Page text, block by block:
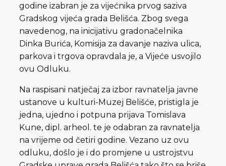
godine izabran je za vijećnika prvog saziva
Gradskog vijeća grada Belišća. Zbog svega
navedenog, na inicijativu gradonačelnika
Dinka Burića, Komisija za davanje naziva ulica,
parkova i trgova opravdala je, a Vijeće usvojilo
ovu Odluku.
Na raspisani natječaj za izbor ravnatelja javne
ustanove u kulturi-Muzej Belišće, pristigla je
jedna, ujedno i potpuna prijava Tomislava
Kune, dipl. arheol. te je odabran za ravnatelja
na vrijeme od četiri godine. Vezano uz ovu
odluku, došlo je i do promjene u ustrojstvu